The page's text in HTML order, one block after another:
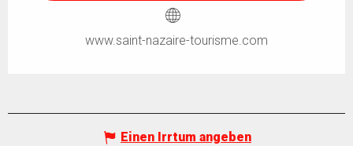
www.saint-nazaire-tourisme.com
Einen Irrtum angeben